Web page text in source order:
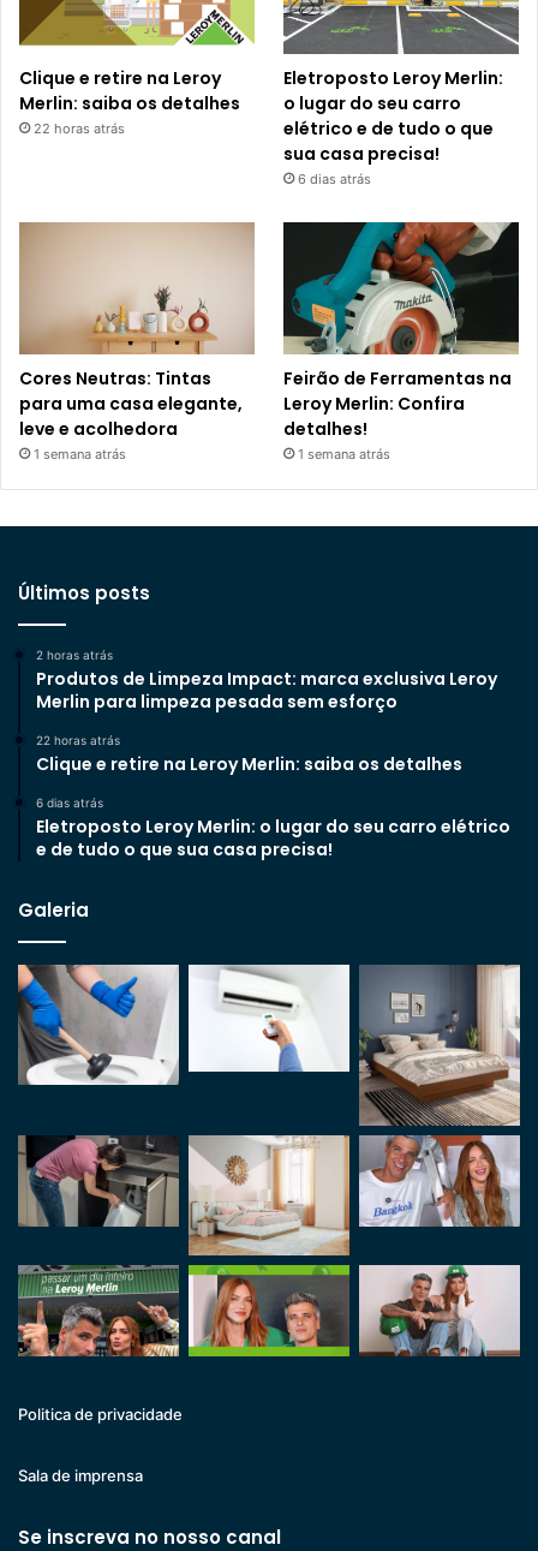
Clique e retire na Leroy
Merlin: saiba os detalhes
22 horas atrás
Eletroposto Leroy Merlin:
o lugar do seu carro
elétrico e de tudo o que
sua casa precisa!
6 dias atrás
Cores Neutras: Tintas
para uma casa elegante,
leve e acolhedora
1 semana atrás
Feirão de Ferramentas na
Leroy Merlin: Confira
detalhes!
1 semana atrás
Últimos posts
2 horas atrás
Produtos de Limpeza Impact: marca exclusiva Leroy
Merlin para limpeza pesada sem esforço
22 horas atrás
Clique e retire na Leroy Merlin: saiba os detalhes
6 dias atrás
Eletroposto Leroy Merlin: o lugar do seu carro elétrico
e de tudo o que sua casa precisa!
Galeria
Politica de privacidade
Sala de imprensa
Se inscreva no nosso canal